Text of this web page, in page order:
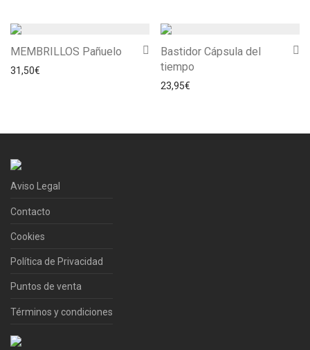
MEMBRILLOS Pañuelo
31,50€
Bastidor Cápsula del
tiempo
23,95€
Aviso Legal
Contacto
Cookies
Política de Privacidad
Puntos de venta
Términos y condiciones